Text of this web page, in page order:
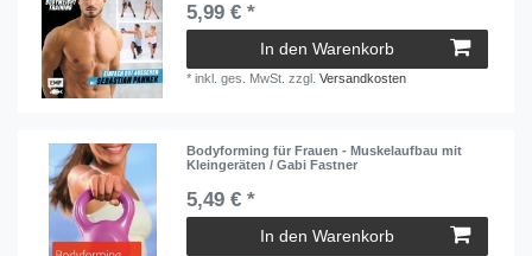
5,99 € *
In den Warenkorb
*inkl. ges. MwSt. zzgl.Versandkosten
Bodyforming für Frauen - Muskelaufbau mit
Kleingeräten / Gabi Fastner
5,49 € *
In den Warenkorb